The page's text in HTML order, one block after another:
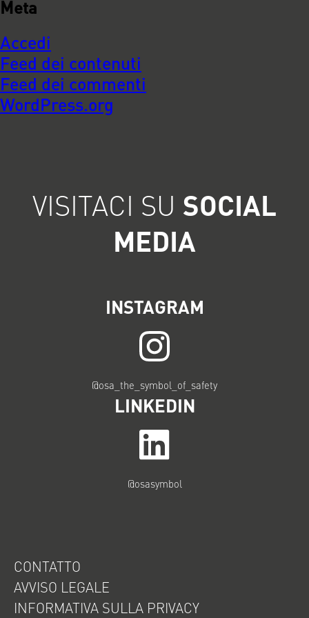
Meta
Accedi
Feed dei contenuti
Feed dei commenti
WordPress.org
VISITACI SU SOCIAL
MEDIA
INSTAGRAM
@osa_the_symbol_of_safety
LINKEDIN
@osasymbol
CONTATTO
AVVISO LEGALE
INFORMATIVA SULLA PRIVACY